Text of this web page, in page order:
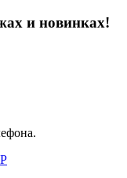
и новинках!